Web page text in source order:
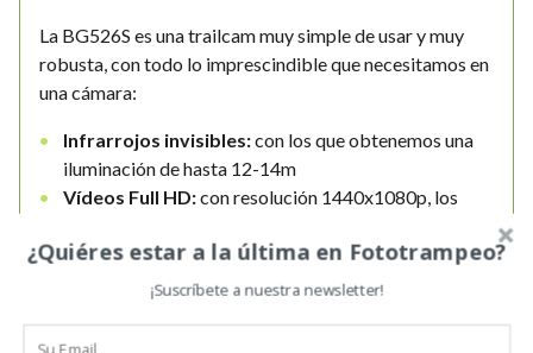
La BG526S es una trailcam muy simple de usar y muy
robusta, con todo lo imprescindible que necesitamos en
una cámara:
Infrarrojos invisibles:con los que obtenemos una
iluminación de hasta 12-14m
Vídeos Full HD:con resolución 1440x1080p, los
pocos fps (frames por segundo)
Tiempo de disparo muy rápido:de sólo 0.6s.
efectivo
¿Quiéres estar a la última en Fototrampeo?
¡Suscríbete a nuestra newsletter!